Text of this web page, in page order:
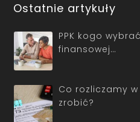
Ostatnie artykuły
PPK kogo
finansowej…
Co rozliczamy w
zrobić?